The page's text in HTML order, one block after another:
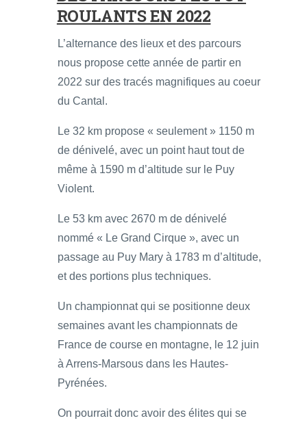
ROULANTS EN 2022
L’alternance des lieux et des parcours
nous propose cette année de partir en
2022 sur des tracés magnifiques au coeur
du Cantal.
Le 32 km propose « seulement » 1150 m
de dénivelé, avec un point haut tout de
même à 1590 m d’altitude sur le Puy
Violent.
Le 53 km avec 2670 m de dénivelé
nommé « Le Grand Cirque », avec un
passage au Puy Mary à 1783 m d’altitude,
et des portions plus techniques.
Un championnat qui se positionne deux
semaines avant les championnats de
France de course en montagne, le 12 juin
à Arrens-Marsous dans les Hautes-
Pyrénées.
On pourrait donc avoir des élites qui se